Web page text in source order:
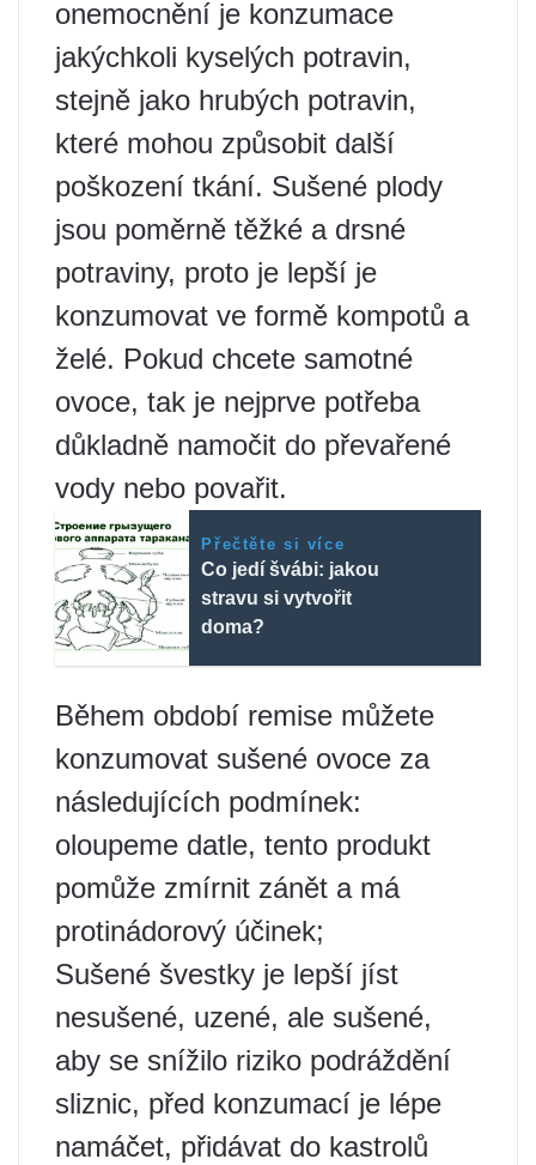
onemocnění je konzumace
jakýchkoli kyselých potravin,
stejně jako hrubých potravin,
které mohou způsobit další
poškození tkání. Sušené plody
jsou poměrně těžké a drsné
potraviny, proto je lepší je
konzumovat ve formě kompotů a
želé. Pokud chcete samotné
ovoce, tak je nejprve potřeba
důkladně namočit do převařené
vody nebo povařit.
Přečtěte si více
Co jedí švábi: jakou
stravu si vytvořit
doma?
Během období remise můžete
konzumovat sušené ovoce za
následujících podmínek:
oloupeme datle, tento produkt
pomůže zmírnit zánět a má
protinádorový účinek;
Sušené švestky je lepší jíst
nesušené, uzené, ale sušené,
aby se snížilo riziko podráždění
sliznic, před konzumací je lépe
namáčet, přidávat do kastrolů